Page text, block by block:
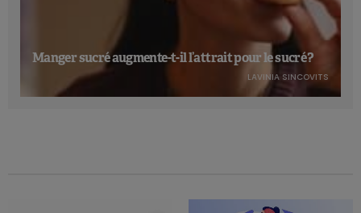
Manger sucré augmente-t-il l’attrait pour le sucré ?
LAVINIA SINCOVITS